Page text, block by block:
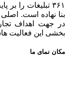
۳۶۱ تبلیغات را
بنا نهاده است.
بخشی این فعالیت
مکان نمای ما